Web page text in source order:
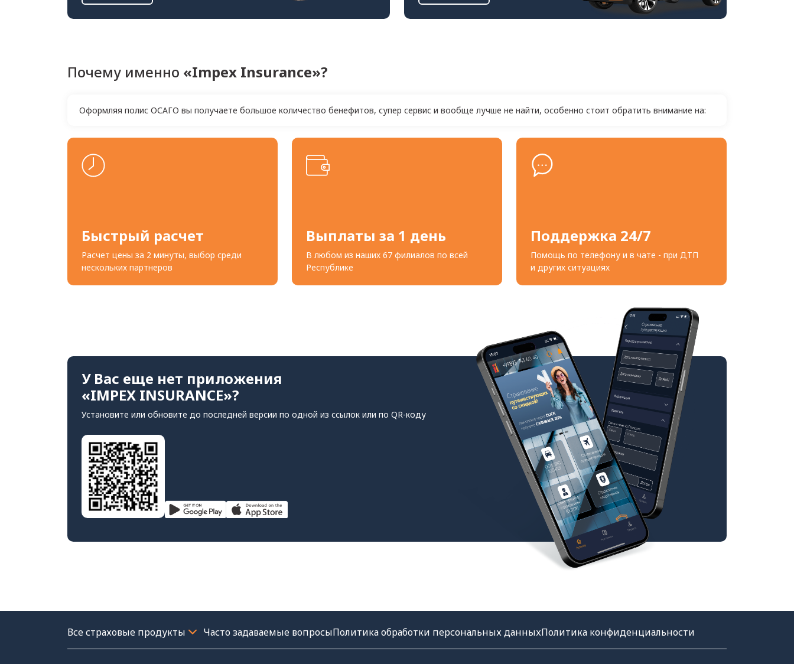
Почему именно «Impex Insurance»?
Оформляя полис ОСАГО вы получаете большое количество бенефитов, супер сервис и вообще лучше не найти, особенно стоит обратить внимание на:
Быстрый расчет
Расчет цены за 2 минуты, выбор среди
нескольких партнеров
Выплаты за 1 день
В любом из наших 67 филиалов по всей
Республике
Поддержка 24/7
Помощь по телефону и в чате - при ДТП
и других ситуациях
У Вас еще нет приложения
«IMPEX INSURANCE»?
Установите или обновите до последней версии по одной из ссылок или по QR-коду
Часто задаваемые вопросыПолитика обработки персональных данныхПолитика конфиденциальности